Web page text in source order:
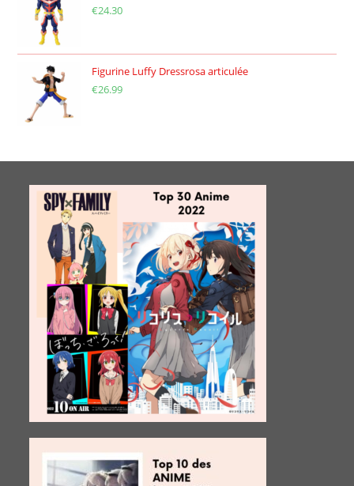
€24.30
Figurine Luffy Dressrosa articulée
€26.99